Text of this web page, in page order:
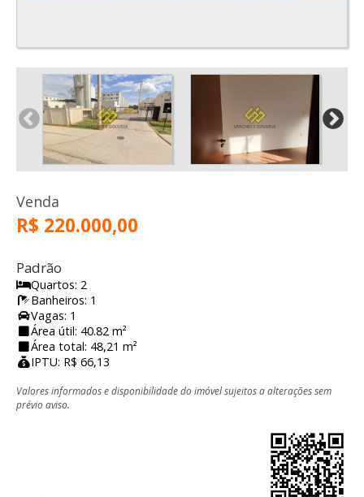
Venda
R$ 220.000,00
Padrão
Quartos: 2
Banheiros: 1
Vagas: 1
Área útil: 40.82 m²
Área total: 48,21 m²
IPTU: R$ 66,13
Valores informados e disponibilidade do imóvel sujeitos a alterações sem
prévio aviso.